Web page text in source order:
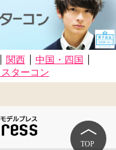
関西
中国・四国
ターコン